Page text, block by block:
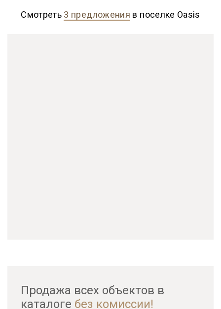
Смотреть 3 предложения в поселке Oasis
Продажа всех объектов в
каталоге без комиссии!